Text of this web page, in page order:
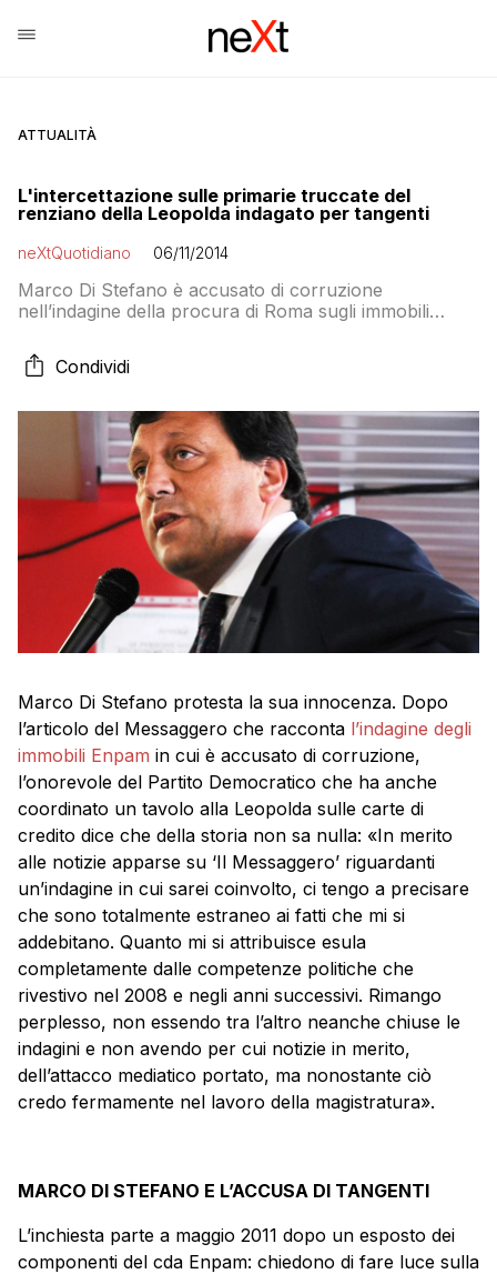
ATTUALITÀ
L'intercettazione sulle primarie truccate del
renziano della Leopolda indagato per tangenti
neXtQuotidiano 06/11/2014
Marco Di Stefano è accusato di corruzione
nell’indagine della procura di Roma sugli immobili
intascato 1,8 milioni di euro. E nei colloqui al telefono
parlava di imbrogli…
Condividi
Marco Di Stefano protesta la sua innocenza. Dopo
l’articolo del Messaggero che racconta l’indagine degli
immobili Enpam in cui è accusato di corruzione,
l’onorevole del Partito Democratico che ha anche
coordinato un tavolo alla Leopolda sulle carte di
credito dice che della storia non sa nulla: «In merito
alle notizie apparse su ‘Il Messaggero’ riguardanti
un’indagine in cui sarei coinvolto, ci tengo a precisare
che sono totalmente estraneo ai fatti che mi si
addebitano. Quanto mi si attribuisce esula
completamente dalle competenze politiche che
rivestivo nel 2008 e negli anni successivi. Rimango
perplesso, non essendo tra l’altro neanche chiuse le
indagini e non avendo per cui notizie in merito,
dell’attacco mediatico portato, ma nonostante ciò
credo fermamente nel lavoro della magistratura».
MARCO DI STEFANO E L’ACCUSA DI TANGENTI
L’inchiesta parte a maggio 2011 dopo un esposto dei
componenti del cda Enpam: chiedono di fare luce sulla